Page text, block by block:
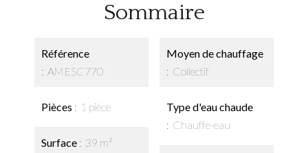
Sommaire
Référence
AMESC770
Pièces 1 pièce
Surface 39 m²
Moyen de chauffage
Collectif
Type d'eau chaude
Chauffe-eau